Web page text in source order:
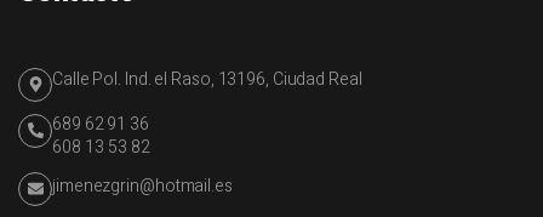
Calle Pol. Ind. el Raso, 13196, Ciudad Real
689 62 91 36
608 13 53 82
jimenezgrin@hotmail.es